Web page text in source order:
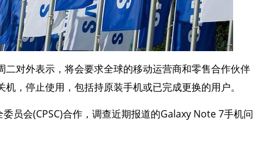
二对外表示，将会要求全球的移动运营商和零售合作伙伴
，停止使用，包括持原装手机或已完成更换的用户。
员会(CPSC)合作，调查近期报道的Galaxy Note 7手机问